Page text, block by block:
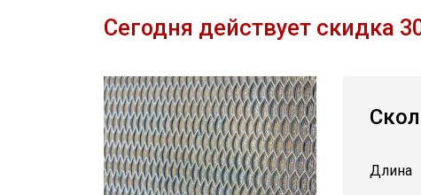
Сегодня действует скидка
Длина